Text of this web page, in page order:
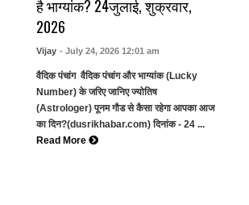
है भाग्यांक? 24जुलाई, शुक्रवार,
2026
Vijay - July 24, 2026 12:01 am
वैदिक पंचांग वैदिक पंचांग और भाग्यांक (Lucky
Number) के जरिए जानिए ज्योतिष
(Astrologer) पूनम गौड से कैसा रहेगा आपका आज
का दिन?(dusrikhabar.com) दिनांक - 24 ...
Read More